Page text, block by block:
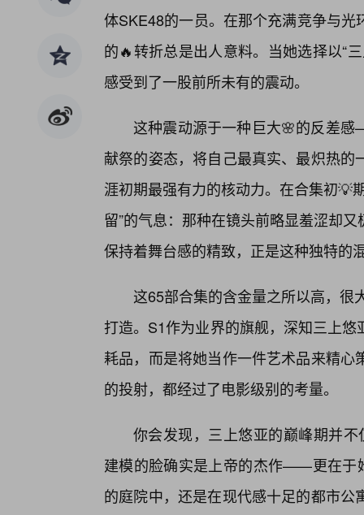
体SKE48的一员。在那个充满竞争与
的🔥转折总是出人意料。当她选择以“
感受到了一股前所未有的震动。
这种震动源于一种巨大🌸的反差
献祭的姿态，将自己最真实、最炽热
涯初期最强有力的核动力。在合集初💡
留”的气息：那种在镜头前略显羞涩却
保持着舞台感的精致，正是这种独特的
这65部合集的含金量之所以高，
打造。S1作为业界的旗舰，深知三上
耗品，而是将她当作一件艺术品来精
的投射，都经过了电影级别的考量。
你会发现，三上悠亚的巅峰期并
建模的脸确实是上帝的杰作——更在于
的庭院中，还是在现代感十足的都市